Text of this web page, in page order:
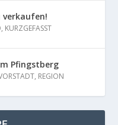
verkaufen!
, KURZGEFASST
Pfingstberg
, REGION